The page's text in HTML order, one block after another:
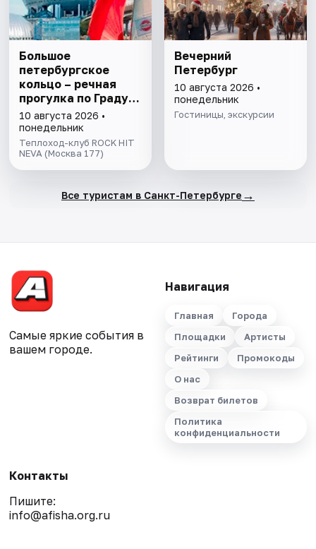
Большое
петербургское
кольцо – речная
прогулка пo Граду
на Неве с
авторской
экскурсией и живой
музыкой в тёплом
салоне теплохода
10 августа 2026 •
понедельник
Теплоход-клуб ROCK HIT
NEVA (Москва 177)
Вечерний
Петербург
10 августа 2026 •
понедельник
Гостиницы, экскурсии
Все туристам в Санкт-Петербурге →
Самые яркие события в
вашем городе.
Навигация
Главная
Города
Площадки
Артисты
Рейтинги
Промокоды
О нас
Возврат билетов
Политика
конфиденциальности
Контакты
Пишите:
info@afisha.org.ru